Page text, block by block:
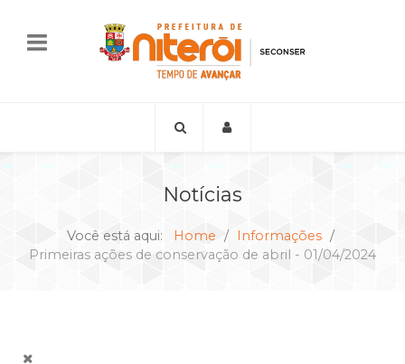
Notícias
Você está aqui: Home
Informações
Primeiras ações de conservação de abril - 01/04/2024